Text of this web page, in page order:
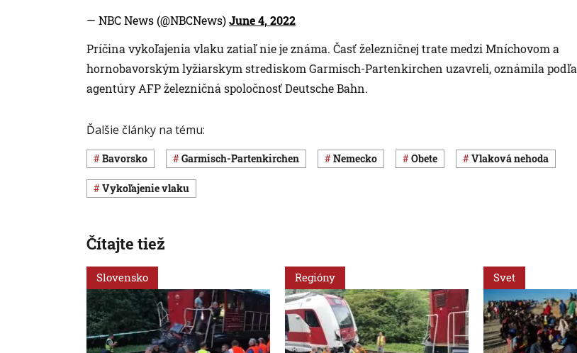
— NBC News (@NBCNews)June 4, 2022
Príčina vykoľajenia vlaku zatiaľ nie je známa. Časť železničnej trate medzi Mníchovom a
hornobavorským lyžiarskym strediskom Garmisch-Partenkirchen uzavreli, oznámila podľa
agentúry AFP železničná spoločnosť Deutsche Bahn.
Ďalšie články na tému:
Bavorsko Garmisch-Partenkirchen Nemecko obete vlaková nehoda
vykoľajenie vlaku
Čítajte tiež
Slovensko Regióny Svet